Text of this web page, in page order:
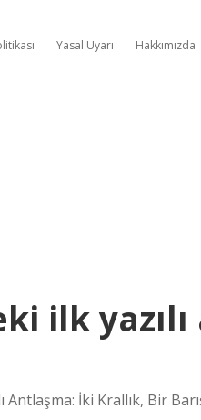
Yasal Uyarı Hakkımızda
ilk
Antlaşma: İki Krallık, Bir